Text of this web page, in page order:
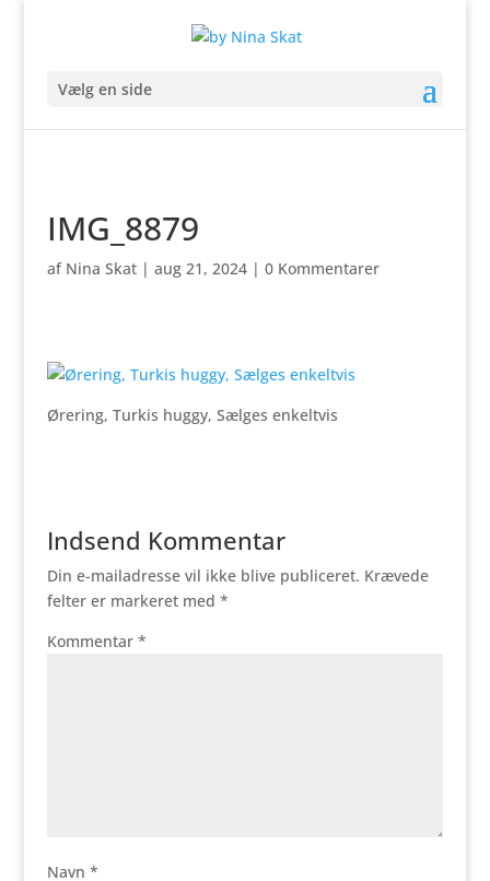
Vælg en side
IMG_8879
af Nina Skat| aug 21, 2024| 0 Kommentarer
Ørering, Turkis huggy, Sælges enkeltvis
Indsend Kommentar
Din e-mailadresse vil ikke blive publiceret. Krævede
felter er markeret med *
Kommentar *
Navn *